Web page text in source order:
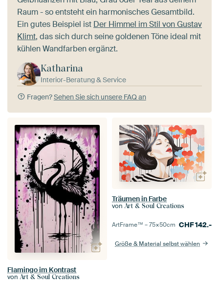
Raum - so entsteht ein harmonisches Gesamtbild.
Ein gutes Beispiel ist Der Himmel im Stil von Gustav
Klimt, das sich durch seine goldenen Töne ideal mit
kühlen Wandfarben ergänzt.
Katharina
Interior-Beratung & Service
Fragen?Sehen Sie sich unsere FAQ an
Flamingo im Kontrast
von Art & Soul Creations
Träumen in Farbe
von Art & Soul Creations
ArtFrame™ –75×50cm CHF142.-
Größe & Material selbst wählen